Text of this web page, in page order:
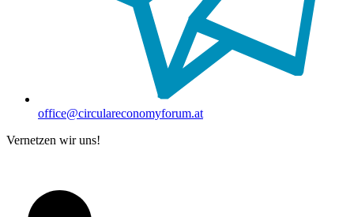
office@circulareconomyforum.at
Vernetzen wir uns!